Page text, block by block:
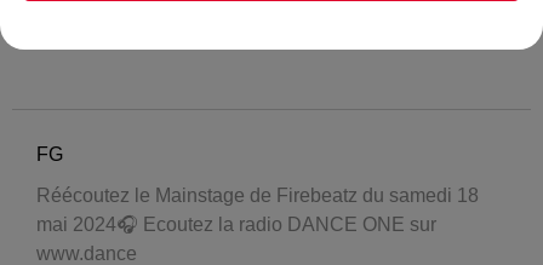
FG
Réécoutez le Mainstage de Firebeatz du samedi 18
mai 2024🎧 Ecoutez la radio DANCE ONE sur
www.dance